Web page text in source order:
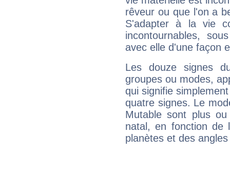
rêveur ou que l'on a
S'adapter à la vie
incontournables,
avec elle d'une façon
Les douze signes
groupes ou modes,
qui signifie
quatre signes. Le
Mutable sont plus
natal, en fonction de
planètes et des